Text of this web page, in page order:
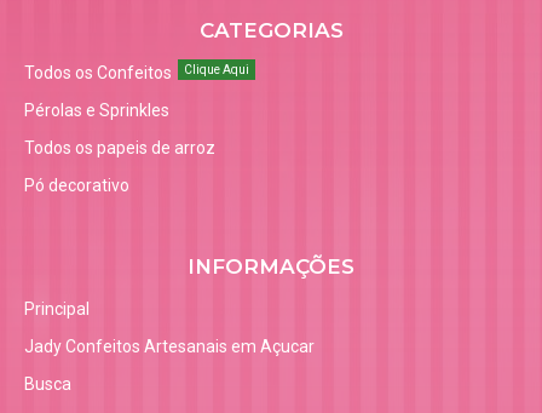
CATEGORIAS
Todos os Confeitos Clique Aqui
Pérolas e Sprinkles
Todos os papeis de arroz
Pó decorativo
INFORMAÇÕES
Principal
Jady Confeitos Artesanais em Açucar
Busca